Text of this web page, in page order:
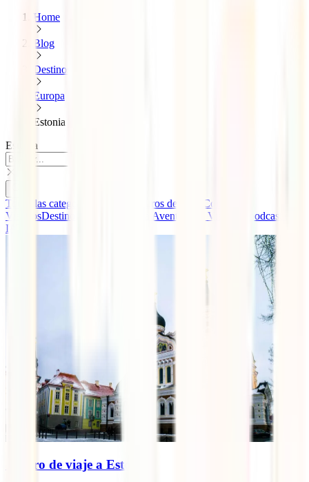
Home
Blog
Destinos
Europa
Estonia
Estonia
Todas las categorías Guías y Seguros de Viaje
Consejos
ViajerosDestinos
La Aventura de Viajar, el podcast de
IATI
Seguro de viaje a Estonia